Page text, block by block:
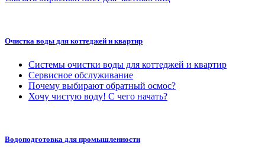
Очистка воды для коттеджей и квартир
Системы очистки воды для коттеджей и квартир
Сервисное обслуживание
Почему выбирают обратный осмос?
Хочу чистую воду! С чего начать?
Водоподготовка для промышленности